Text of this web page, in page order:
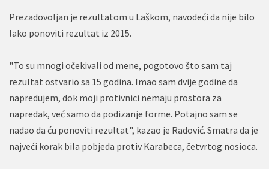
Prezadovoljan je rezultatom u Laškom, navodeći da nije bilo
lako ponoviti rezultat iz 2015.
"To su mnogi očekivali od mene, pogotovo što sam taj
rezultat ostvario sa 15 godina. Imao sam dvije godine da
napredujem, dok moji protivnici nemaju prostora za
napredak, već samo da podizanje forme. Potajno sam se
nadao da ću ponoviti rezultat", kazao je Radović. Smatra da je
najveći korak bila pobjeda protiv Karabeca, četvrtog nosioca.